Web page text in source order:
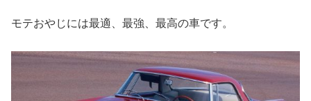
モテおやじには最適、最強、最高の車です。